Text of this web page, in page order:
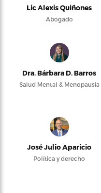
Lic Alexis Quiñones
Abogado
Dra. Bárbara D. Barros
Salud Mental & Menopausia
José Julio Aparicio
Política y derecho